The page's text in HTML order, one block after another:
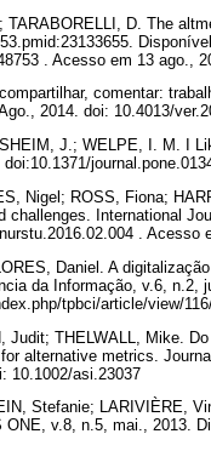
TARABORELLI, D. The
. Acesso em 13 ago.,
comentar:
2014. doi: 10.4013/
J.; WELPE, I. M. I
Nigel; ROSS, Fiona;
challenges. International
. Acesso
Daniel. A
da Informação, v.6, n.2,
tpbci/article/view/
Judit; THELWALL, Mike.
alternative metrics.
10.1002/asi.23037
Stefanie; LARIVIÈRE,
v.8, n.5, mai., 2013.